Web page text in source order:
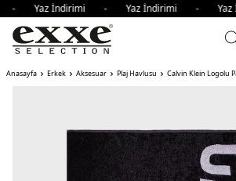
- Yaz İndirimi - Yaz İndirimi -
Anasayfa Erkek Aksesuar Plaj Havlusu